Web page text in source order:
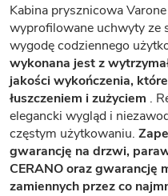
Kabina prysznicowa
wyprofilowane uchwyty ze
wygodę codziennego
wykonana jest z
jakości wykończenia,
łuszczeniem i zużyciem .
elegancki wygląd i
częstym użytkowaniu.
gwarancję na drzwi,
CERANO oraz gwarancję
zamiennych przez co